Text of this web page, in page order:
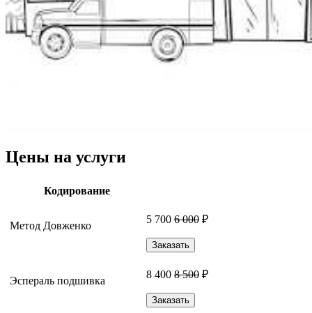
Цены на услуги
Кодирование
Метод Довженко
5 700 6 000 ₽
Заказать
Эспераль подшивка
8 400 8 500 ₽
Заказать